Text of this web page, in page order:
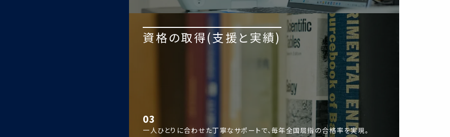
資格の取得(支援と実績)
03
一人ひとりに合わせた丁寧なサポートで、毎年全国屈指の合格率を実現。